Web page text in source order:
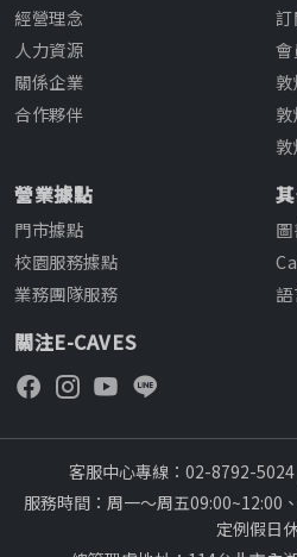
經營理念
人力資源
關係企業
合作夥伴
訂
營業據點
門市據點
校園服務據點
業務團隊服務
關注E-CAVES
客服中心專線：02-8792-5024
服務時間：周一～周五09:00~12:00
定例假日